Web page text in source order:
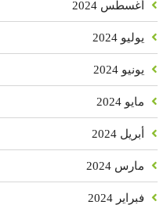
أغسطس 2024
يوليو 2024
يونيو 2024
مايو 2024
أبريل 2024
مارس 2024
فبراير 2024